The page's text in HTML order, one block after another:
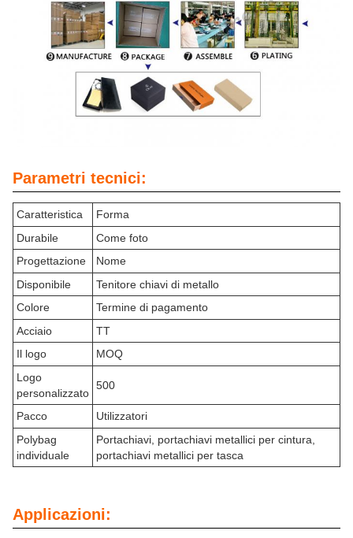
Parametri tecnici:
Caratteristica
Forma
Durabile
Come foto
Progettazione
Nome
Disponibile
Tenitore chiavi di metallo
Colore
Termine di pagamento
Acciaio
TT
Il logo
MOQ
Logo
personalizzato
500
Pacco
Utilizzatori
Polybag
individuale
Portachiavi, portachiavi metallici per cintura,
portachiavi metallici per tasca
Applicazioni: